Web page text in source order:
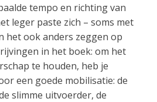
tempo en richting van
leger paste zich – soms met
het ook anders zeggen op
in het boek: om het
te houden, heb je
een goede mobilisatie: de
slimme uitvoerder, de